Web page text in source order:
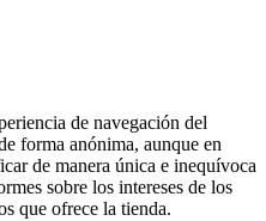
de navegación del
forma anónima, aunque en
de manera única e inequívoca
sobre los intereses de los
que ofrece la tienda.